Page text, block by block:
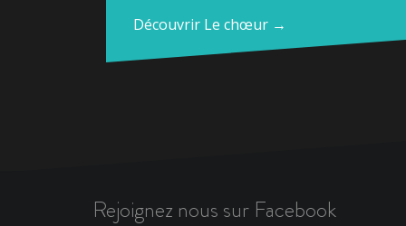
Découvrir Le chœur →
Rejoignez nous sur Facebook